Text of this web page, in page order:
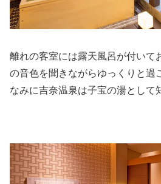
離れの客室には露天風呂が付いて
の音色を聞きながらゆっくりと過
なみに吉奈温泉は子宝の湯として